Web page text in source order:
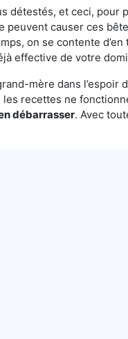
détestés, et ceci, pour
peuvent causer ces
on se contente
effective de votre
mère dans l’espoir
les recettes ne
débarrasser. Avec